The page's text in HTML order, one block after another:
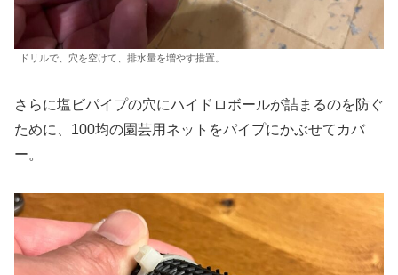
ドリルで、穴を空けて、排水量を増やす措置。
さらに塩ビパイプの穴にハイドロボールが詰まるのを防ぐ
ために、100均の園芸用ネットをパイプにかぶせてカバ
ー。